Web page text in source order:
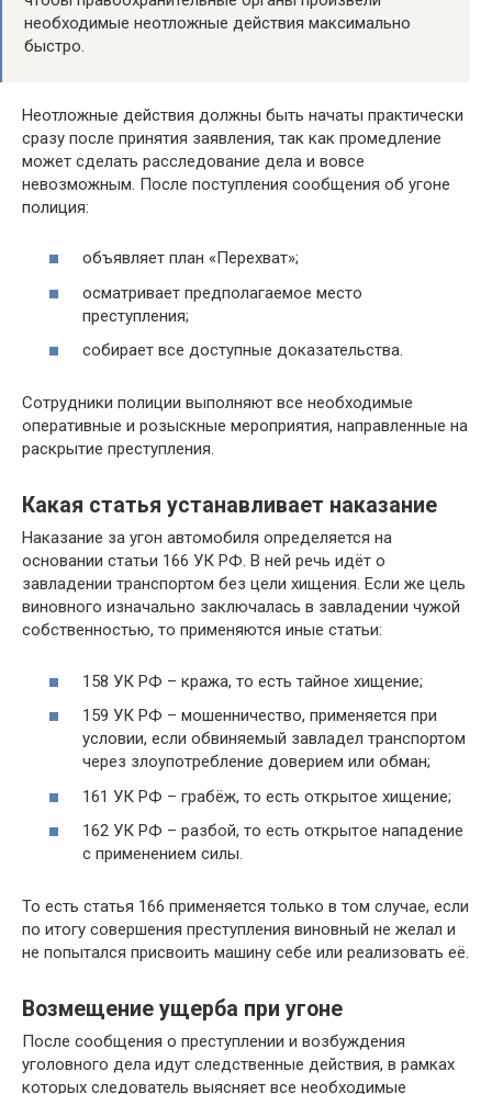
необходимые неотложные действия максимально
быстро.
Неотложные действия должны быть начаты практически
сразу после принятия заявления, так как промедление
может сделать расследование дела и вовсе
невозможным. После поступления сообщения об угоне
полиция:
объявляет план «Перехват»;
осматривает предполагаемое место
преступления;
собирает все доступные доказательства.
Сотрудники полиции выполняют все необходимые
оперативные и розыскные мероприятия, направленные на
раскрытие преступления.
Какая статья устанавливает наказание
Наказание за угон автомобиля определяется на
основании статьи 166 УК РФ. В ней речь идёт о
завладении транспортом без цели хищения. Если же цель
виновного изначально заключалась в завладении чужой
собственностью, то применяются иные статьи:
158 УК РФ – кража, то есть тайное хищение;
159 УК РФ – мошенничество, применяется при
условии, если обвиняемый завладел транспортом
через злоупотребление доверием или обман;
161 УК РФ – грабёж, то есть открытое хищение;
162 УК РФ – разбой, то есть открытое нападение
с применением силы.
То есть статья 166 применяется только в том случае, если
по итогу совершения преступления виновный не желал и
не попытался присвоить машину себе или реализовать её.
Возмещение ущерба при угоне
После сообщения о преступлении и возбуждения
уголовного дела идут следственные действия, в рамках
которых следователь выясняет все необходимые